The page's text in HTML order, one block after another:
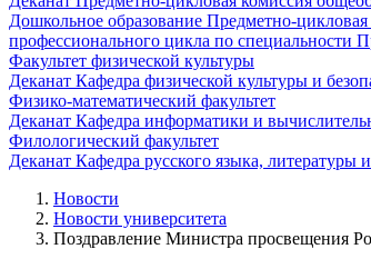
Дошкольное образование Предметно-
профессионального цикла по специальности
Факультет физической культуры
Деканат Кафедра физической культуры и
Физико-математический факультет
Деканат Кафедра информатики и
Филологический факультет
Деканат Кафедра русского языка, литературы
Новости
Новости университета
Поздравление Министра просвещения